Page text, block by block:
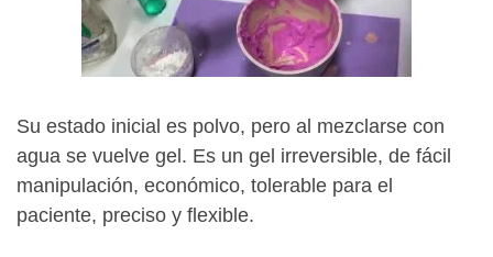
Su estado inicial es polvo, pero al mezclarse con
agua se vuelve gel. Es un gel irreversible, de fácil
manipulación, económico, tolerable para el
paciente, preciso y flexible.